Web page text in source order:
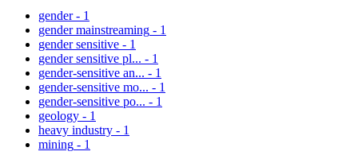
gender - 1
gender mainstreaming - 1
gender sensitive - 1
gender sensitive pl... - 1
gender-sensitive an... - 1
gender-sensitive mo... - 1
gender-sensitive po... - 1
geology - 1
heavy industry - 1
mining - 1